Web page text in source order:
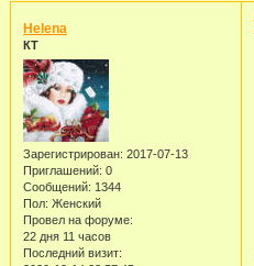
Helena
КТ
Зарегистрирован: 2017-07-13
Приглашений: 0
Сообщений: 1344
Пол: Женский
Провел на форуме:
22 дня 11 часов
Последний визит: